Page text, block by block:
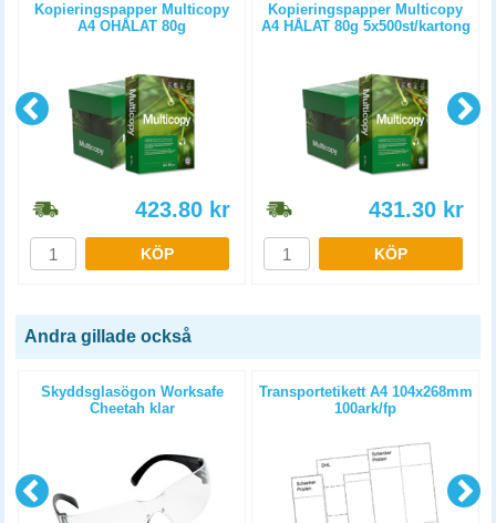
Kopieringspapper Multicopy
A4 OHÅLAT 80g
423.80 kr
KÖP
Kopieringspapper Multicopy
A4 HÅLAT 80g 5x500st/kartong
431.30 kr
KÖP
Andra gillade också
Skyddsglasögon Worksafe
Cheetah klar
Transportetikett A4 104x268mm
100ark/fp